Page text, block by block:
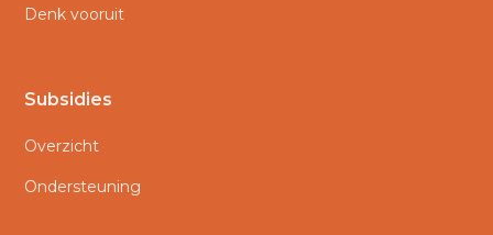
Denk vooruit
Subsidies
Overzicht
Ondersteuning